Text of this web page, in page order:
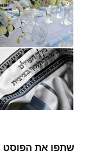
שתפו את הפוסט